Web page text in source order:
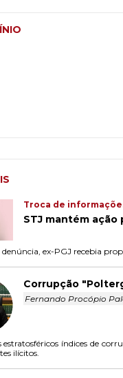
Troca de
STJ mantém ação
denúncia, ex-PGJ recebia
Corrupção
Fernando Procópio
estratosféricos índices de
ilícitos.